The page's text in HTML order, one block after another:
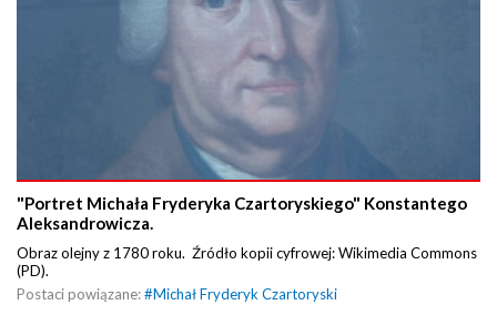
"Portret Michała Fryderyka Czartoryskiego" Konstantego
Aleksandrowicza.
Obraz olejny z 1780 roku. Źródło kopii cyfrowej: Wikimedia Commons
(PD).
Postaci powiązane:#Michał Fryderyk Czartoryski